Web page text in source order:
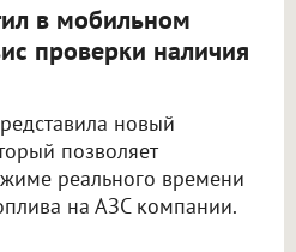
в мобильном
проверки наличия
новый
позволяет
реального времени
на АЗС компании.